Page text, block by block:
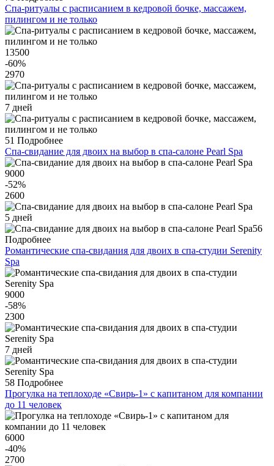
Спа-ритуалы с расписанием в кедровой бочке, массажем,
пилингом и не только
13500
-60%
2970
7 дней
51 Подробнее
Спа-свидание для двоих на выбор в спа-салоне Pearl Spa
9000
-52%
2600
5 дней
56
Подробнее
Романтические спа-свидания для двоих в спа-студии Serenity
Spa
9000
-58%
2300
7 дней
58 Подробнее
Прогулка на теплоходе «Свирь-1» с капитаном для компании
до 11 человек
6000
-40%
2700